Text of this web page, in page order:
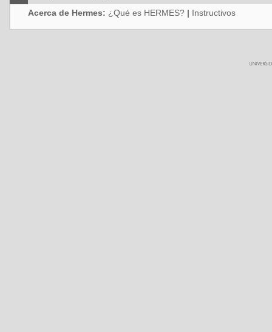
Acerca de Hermes: ¿Qué es HERMES? | Instructivos